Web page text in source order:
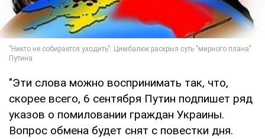
"Эти слова можно воспринимать так, что,
скорее всего, 6 сентября Путин подпишет ряд
указов о помиловании граждан Украины.
Вопрос обмена будет снят с повестки дня.